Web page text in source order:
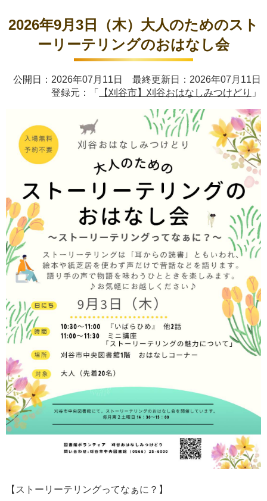
2026年9月3日（木）大人のためのスト
ーリーテリングのおはなし会
公開日：2026年07月11日 最終更新日：2026年07月11日
登録元：「
【刈谷市】刈谷おはなしみつけどり 」
【ストーリーテリングってなぁに？】